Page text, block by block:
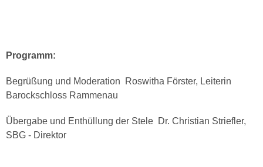
Programm:
Begrüßung und Moderation Roswitha Förster, Leiterin
Barockschloss Rammenau
Übergabe und Enthüllung der Stele Dr. Christian Striefler,
SBG - Direktor